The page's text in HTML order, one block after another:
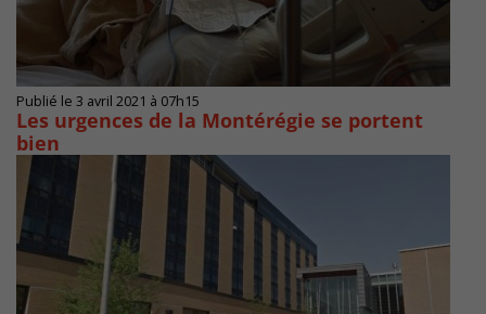
Publié le 3 avril 2021 à 07h15
Les urgences de la Montérégie se portent
bien